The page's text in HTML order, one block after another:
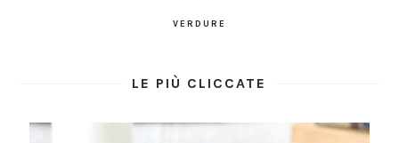
VERDURE
LE PIÙ CLICCATE